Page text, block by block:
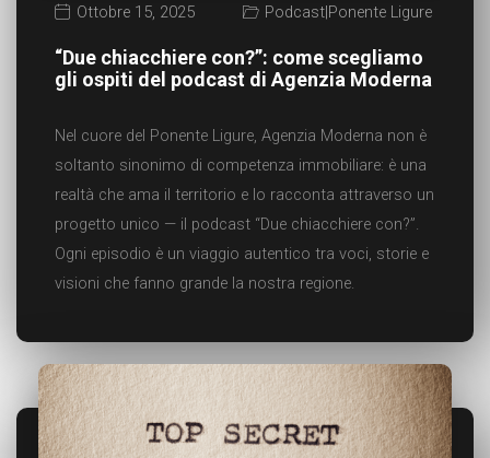
Ottobre 15, 2025 Podcast Ponente Ligure
“Due chiacchiere con?”: come scegliamo
gli ospiti del podcast di Agenzia Moderna
Nel cuore del Ponente Ligure, Agenzia Moderna non è
soltanto sinonimo di competenza immobiliare: è una
realtà che ama il territorio e lo racconta attraverso un
progetto unico — il podcast “Due chiacchiere con?”.
Ogni episodio è un viaggio autentico tra voci, storie e
visioni che fanno grande la nostra regione.